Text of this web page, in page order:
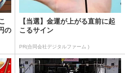
の
【当選】金運が上がる直前に起
こるサイン
PR(合同会社デジタルファーム )